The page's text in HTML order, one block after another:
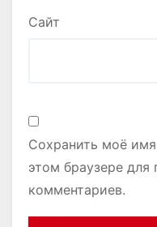
Сайт
Сохранить моё
этом браузере
комментариев.